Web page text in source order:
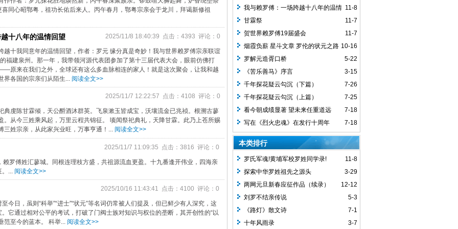
同心昭鄂粤，祖功长佑后来人。丙午春月，鄂粤宗亲会于龙川，拜谒新修祖
2025/11/8 18:40:39 点击：4393 评论：0
十八年的温情回望
越十我同意年的温情回望，作者：罗元 缘分真是奇妙！我与世界赖罗傅宗亲联谊
福建泉州。那一年，我带领河源代表团参加了第十三届代表大会，眼前仿佛打
原来在我们之外，全球还有这么多血脉相连的家人！就是这次聚会，让我和越
界各国的宗亲们从陌生... 阅读全文>>
2025/11/7 12:22:57 点击：4108 评论：0
典虔陈甘霖倾，天公酹酒沐群英。飞泉漱玉皆成宝，沃壤流金已兆祯。根溯古蓼
。从今三姓乘风起，万里云程共锦征。 顷闻祭祀典礼，天降甘霖。此乃上苍所赐
三姓宗亲，从此家兴业旺，万事亨通！... 阅读全文>>
2025/11/7 11:09:35 点击：3816 评论：0
罗傅姓汇蓼城。同根连理枝方盛，共祖源流血更盈。十九番逢开伟业，四海亲
。... 阅读全文>>
2025/10/16 11:43:41 点击：4100 评论：0
今日，虽则“科举”“进士”“状元”等名词仍常被人们提及，但已鲜少有人深究，这
它通过相对公平的考试，打破了门阀士族对知识与权位的垄断，其开创性的“以
范至今的蓝本。 科举... 阅读全文>>
11-8
我与赖罗傅：一场跨越十八年的温情
回望
11-7
甘霖祭
11-7
贺世界赖罗傅19届盛会
10-16
烟霞负薪 星斗文章 罗伦的状元之路
5-22
罗解元造胥口桥
3-15
《苦乐善马》序言
7-26
千年探花疑云勾沉（下篇）
7-25
千年探花疑云勾沉（上篇）
7-18
看今朝成绩显著 望未来任重道远
7-18
写在《烈火忠魂》在发行十周年
本类排行
11-8
罗氏军魂!黄埔军校罗姓同学录!
3-29
探索中华罗姓祖先之源头
12-12
两网元旦新春应征作品（续录）
5-3
刘罗不结亲传说
7-1
《路灯》散文诗
3-7
十年风雨录